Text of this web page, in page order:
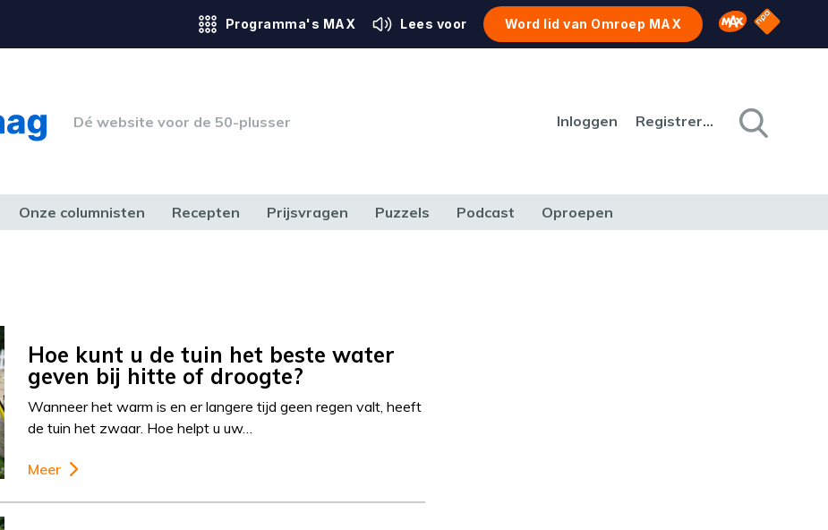
Programma's MAX Lees voor Word lid van Omroep MAX Omroep MAX
NPO
Dé website voor de 50-plusser Inloggen Registreren
Onze columnisten Recepten Prijsvragen Puzzels Podcast Oproepen
Hoe kunt u de tuin het beste water
geven bij hitte of droogte?
Wanneer het warm is en er langere tijd geen regen valt, heeft
de tuin het zwaar. Hoe helpt u uw…
Meer